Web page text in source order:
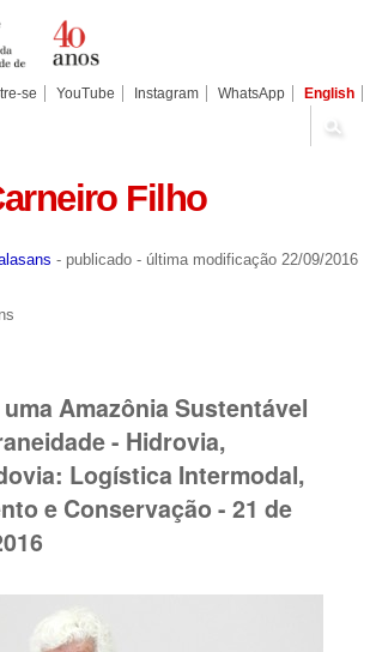
se YouTube Instagram WhatsApp English
Filho
- publicado - última modificação22/09/2016
Amazônia Sustentável
- Hidrovia,
Logística Intermodal,
e Conservação - 21 de